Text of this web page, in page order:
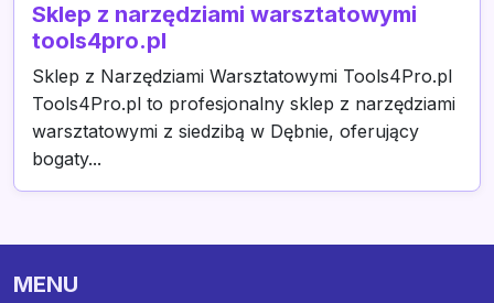
Sklep z narzędziami warsztatowymi
tools4pro.pl
Sklep z Narzędziami Warsztatowymi Tools4Pro.pl
Tools4Pro.pl to profesjonalny sklep z narzędziami
warsztatowymi z siedzibą w Dębnie, oferujący
bogaty...
MENU